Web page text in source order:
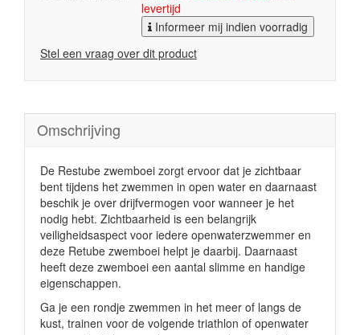
levertijd
Informeer mij indien voorradig
Stel een vraag over dit product
Omschrijving
De Restube zwemboei zorgt ervoor dat je zichtbaar
bent tijdens het zwemmen in open water en daarnaast
beschik je over drijfvermogen voor wanneer je het
nodig hebt. Zichtbaarheid is een belangrijk
veiligheidsaspect voor iedere openwaterzwemmer en
deze Retube zwemboei helpt je daarbij. Daarnaast
heeft deze zwemboei een aantal slimme en handige
eigenschappen.
Ga je een rondje zwemmen in het meer of langs de
kust, trainen voor de volgende triathlon of openwater